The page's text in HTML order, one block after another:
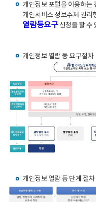
개인정보 포털을 이용하
개인서비스 정보주체 권
열람등요구신청을 할 수
개인정보 열람 등 요구절차
개인정보 열람 등 단계 절차